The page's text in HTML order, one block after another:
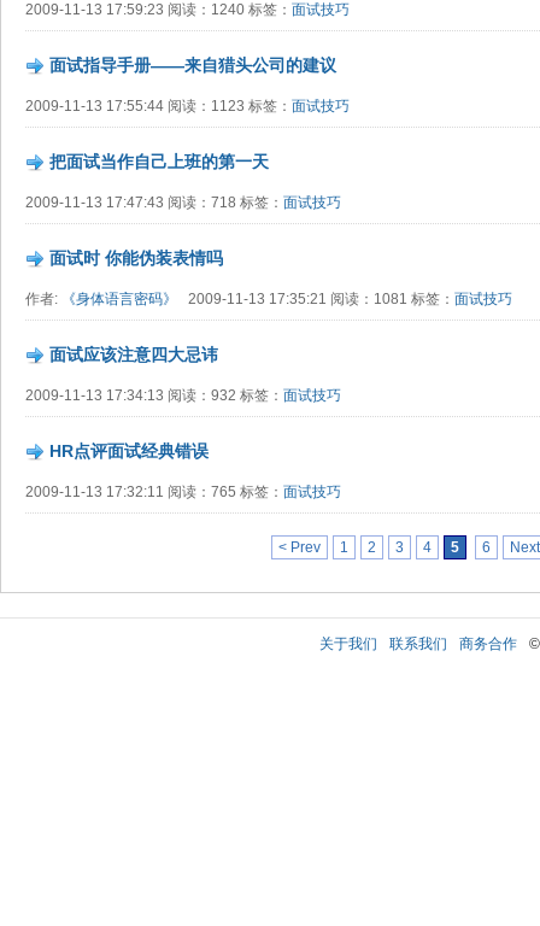
2009-11-13 17:59:23 阅读：1240 标签： 面试技巧
面试指导手册——来自猎头公司的建议
2009-11-13 17:55:44 阅读：1123 标签： 面试技巧
把面试当作自己上班的第一天
2009-11-13 17:47:43 阅读：718 标签： 面试技巧
面试时 你能伪装表情吗
作者: 《身体语言密码》 2009-11-13 17:35:21 阅读：1081 标签： 面试技巧
面试应该注意四大忌讳
2009-11-13 17:34:13 阅读：932 标签： 面试技巧
HR点评面试经典错误
2009-11-13 17:32:11 阅读：765 标签： 面试技巧
< Prev 1 2 3 4 5 6
关于我们 联系我们 商务合作